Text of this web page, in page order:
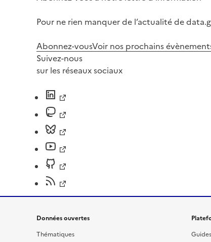
Pour ne rien manquer de l’actualité de
Abonnez-vousVoir nos prochains
Suivez-nous
sur les réseaux sociaux
Données ouvertes
Thématiques
Guides